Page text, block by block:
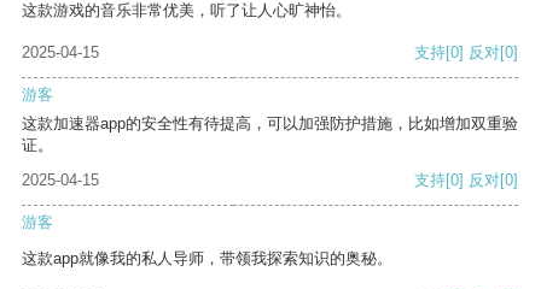
这款游戏的音乐非常优美，听了让人心旷神怡。
2025-04-15 支持[0] 反对[0]
游客
这款加速器app的安全性有待提高，可以加强防护措施，比如增加双重验
证。
2025-04-15
支持[0] 反对[0]
游客
这款app就像我的私人导师，带领我探索知识的奥秘。